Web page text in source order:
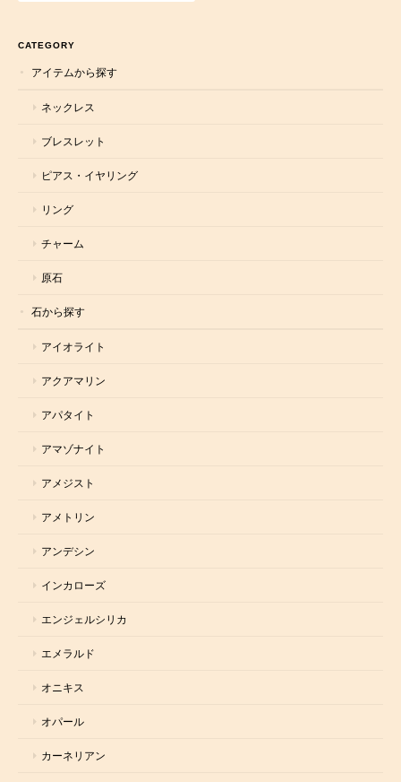
CATEGORY
アイテムから探す
ネックレス
ブレスレット
ピアス・イヤリング
リング
チャーム
原石
石から探す
アイオライト
アクアマリン
アパタイト
アマゾナイト
アメジスト
アメトリン
アンデシン
インカローズ
エンジェルシリカ
エメラルド
オニキス
オパール
カーネリアン